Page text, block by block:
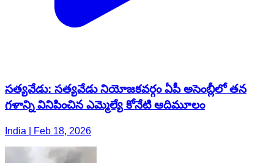
సత్యవేడు: సత్యవేడు నియోజకవర్గం ఏపీ అసెంబ్లీలో తన
గళాన్ని వినిపించిన ఎమ్మెల్యే కోనేటి ఆదిమూలం
India | Feb 18, 2026